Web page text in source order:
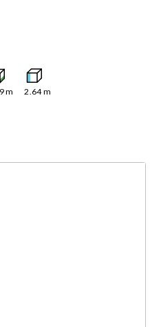
m 2.64m